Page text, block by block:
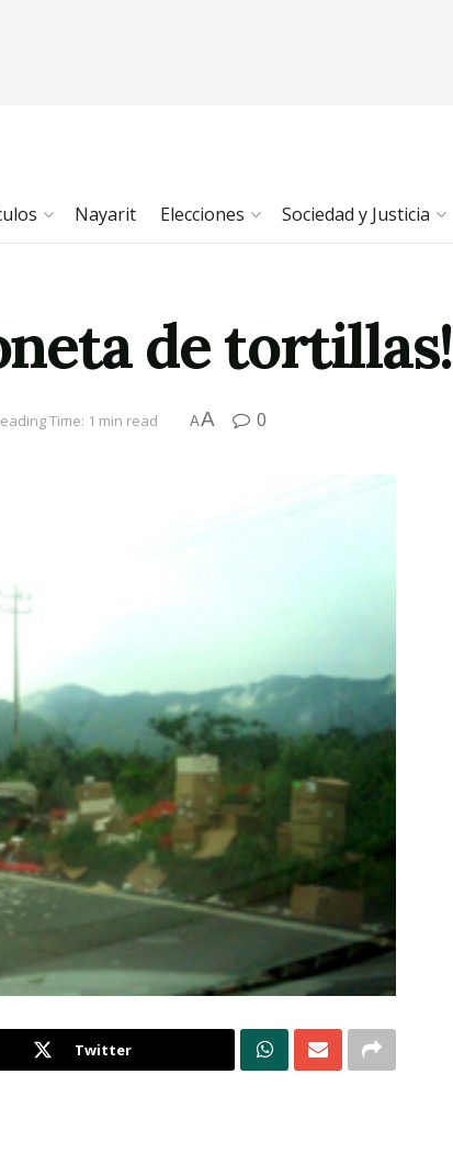
Nayarit Elecciones Sociedad y Justicia
de tortillas!
Time: 1 min read AA 0
Twitter